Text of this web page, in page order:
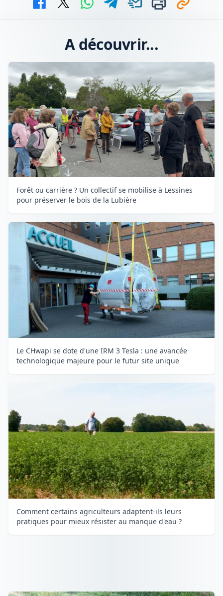
A découvrir...
Forêt ou carrière ? Un collectif se mobilise à Lessines
pour préserver le bois de la Lubière
Le CHwapi se dote d'une IRM 3 Tesla : une avancée
technologique majeure pour le futur site unique
Comment certains agriculteurs adaptent-ils leurs
pratiques pour mieux résister au manque d'eau ?